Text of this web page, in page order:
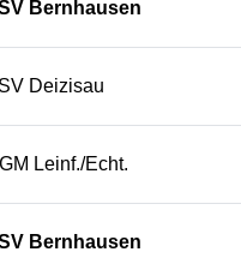
Bernhausen
Deizisau
Leinf./Echt.
Bernhausen